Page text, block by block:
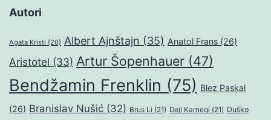
Autori
Agata Kristi (20) Albert Ajnštajn (35) Anatol Frans (26)
Aristotel (33) Artur Šopenhauer (47)
Bendžamin Frenklin (75) Blez Paskal
(26) Branislav Nušić (32) Brus Li (21) Dejl Karnegi (21) Duško